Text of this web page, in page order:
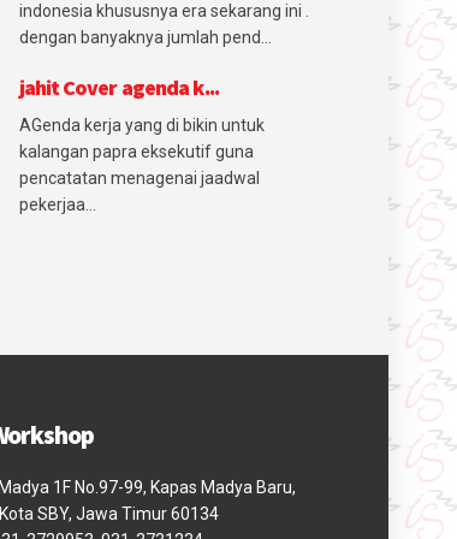
indonesia khususnya era sekarang ini .
dengan banyaknya jumlah pend...
jahit Cover agenda k...
AGenda kerja yang di bikin untuk
kalangan papra eksekutif guna
pencatatan menagenai jaadwal
pekerjaa...
1F No.97-99, Kapas Madya Baru,
SBY, Jawa Timur 60134